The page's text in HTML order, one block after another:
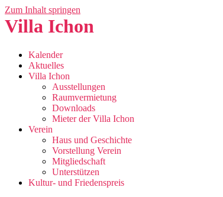
Zum Inhalt springen
Villa Ichon
Kalender
Aktuelles
Villa Ichon
Ausstellungen
Raumvermietung
Downloads
Mieter der Villa Ichon
Verein
Haus und Geschichte
Vorstellung Verein
Mitgliedschaft
Unterstützen
Kultur- und Friedenspreis